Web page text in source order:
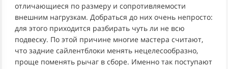
отличающиеся по размеру и сопротивляемости
внешним нагрузкам. Добраться до них очень непросто:
для этого приходится разбирать чуть ли не всю
подвеску. По этой причине многие мастера считают,
что задние сайлентблоки менять нецелесообразно,
проще поменять рычаг в сборе. Именно так поступают